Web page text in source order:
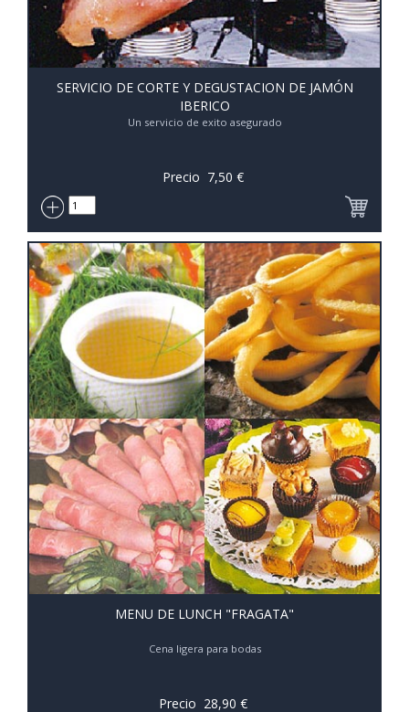
SERVICIO DE CORTE Y DEGUSTACION DE JAMÓN
IBERICO
Un servicio de exito asegurado
Precio 7,50 €
MENU DE LUNCH "FRAGATA"
Cena ligera para bodas
Precio 28,90 €